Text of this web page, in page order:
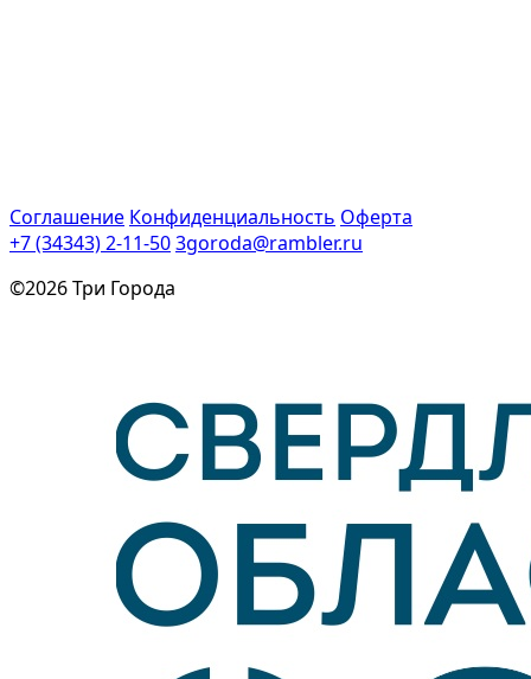
Соглашение Конфиденциальность Оферта
+7 (34343) 2-11-503goroda@rambler.ru
©2026 Три Города